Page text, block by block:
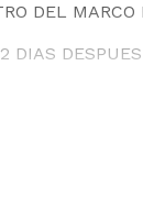
DEL
DIAS